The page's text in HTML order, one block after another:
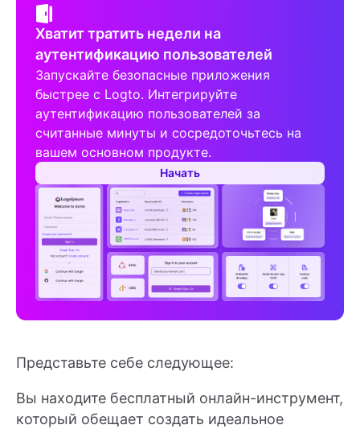
Хватит тратить недели на
аутентификацию пользователей
Запускайте безопасные приложения
быстрее с Logto. Интегрируйте
аутентификацию пользователей за
считанные минуты и сосредоточьтесь на
вашем основном продукте.
Начать
Представьте себе следующее:
Вы находите бесплатный онлайн-инструмент,
который обещает создать идеальное